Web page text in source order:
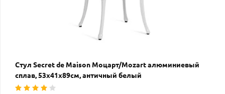
Стул Secret de Maison Моцарт/Mozart алюминиевый
сплав, 53х41х89см, античный белый